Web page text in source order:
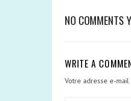
NO COMMENTS
WRITE A
Votre adresse e-